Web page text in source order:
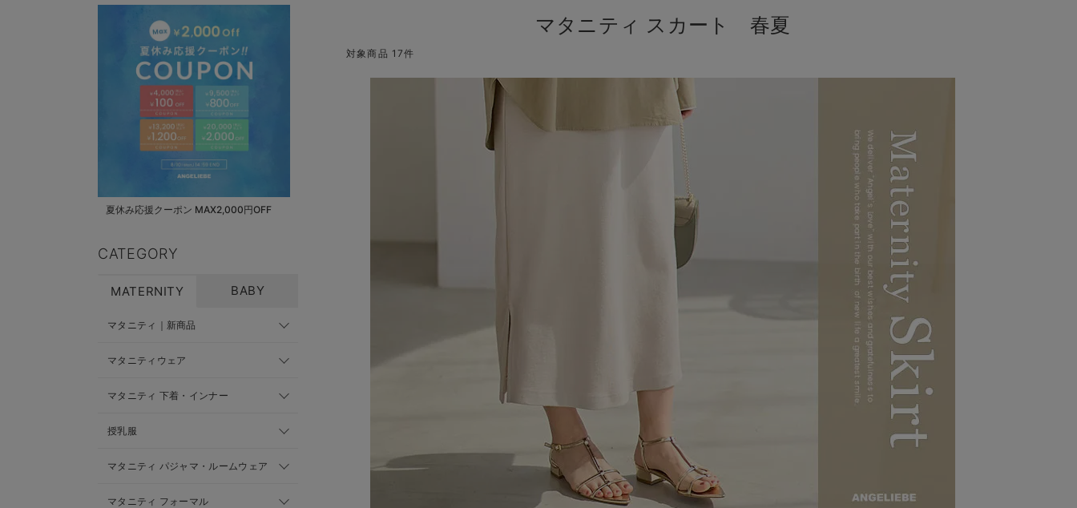
夏休み応援クーポン MAX2,000円OFF
CATEGORY
MATERNITY BABY
マタニティ｜新商品
マタニティウェア
マタニティ 下着・インナー
授乳服
マタニティ パジャマ・ルームウェア
マタニティ フォーマル
マタニティ スカート 春夏
対象商品 17件